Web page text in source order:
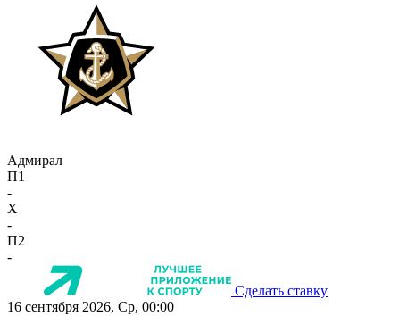
Адмирал
П1
-
X
-
П2
-
Сделать ставку
16 сентября 2026, Ср, 00:00